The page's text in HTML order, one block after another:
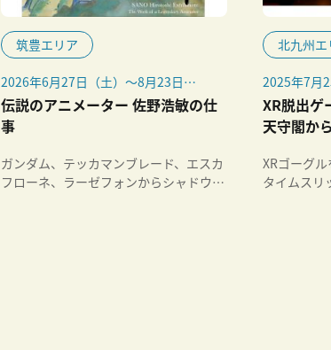
筑豊エリア
2026年6月27日（土）～8月23日
（日）
伝説のアニメーター 佐野浩敏の仕
事
ガンダム、テッカマンブレード、エスカ
フローネ、ラーゼフォンからシャドウバ
北九州エ
2025年7月
XR脱出ゲ
天守閣か
XRゴーグ
タイムスリ